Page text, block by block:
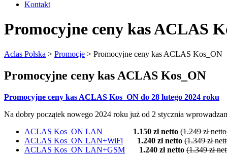
Kontakt
Promocyjne ceny kas ACLAS
Aclas Polska > Promocje > Promocyjne ceny kas ACLAS Kos_ON
Promocyjne ceny kas ACLAS Kos_ON
Promocyjne ceny kas ACLAS Kos_ON do 28 lutego 2024 roku
Na dobry początek nowego 2024 roku już od 2 stycznia
ACLAS Kos_ON LAN
1.150 zł netto (1.249 zł
ACLAS Kos_ON LAN+WiFi
1.240 zł netto (1.349 zł
ACLAS Kos_ON LAN+GSM
1.240 zł netto (1.349 zł